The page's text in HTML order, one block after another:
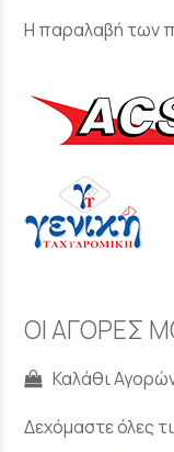
Η παραλαβή των
ΟΙ ΑΓΟΡΕΣ
Καλάθι
Δεχόμαστε όλες